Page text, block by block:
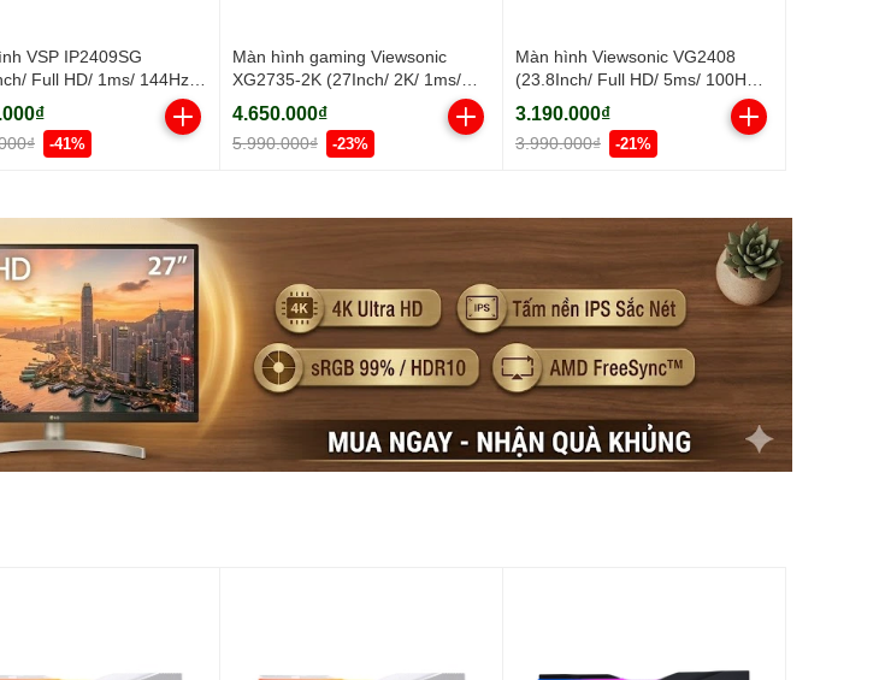
VSP IP2409SG
Full HD/ 1ms/ 144Hz/
IPS)
-41%
Màn hình gaming Viewsonic
XG2735-2K (27Inch/ 2K/ 1ms/
210Hz/ 400cd/m2/ IPS)
4.650.000₫
5.990.000₫ -23%
Màn hình Viewsonic VG2408
(23.8Inch/ Full HD/ 5ms/ 100HZ/
250cd/m2/ LED/ Tích hợp Loa)
3.190.000₫
3.990.000₫ -21%